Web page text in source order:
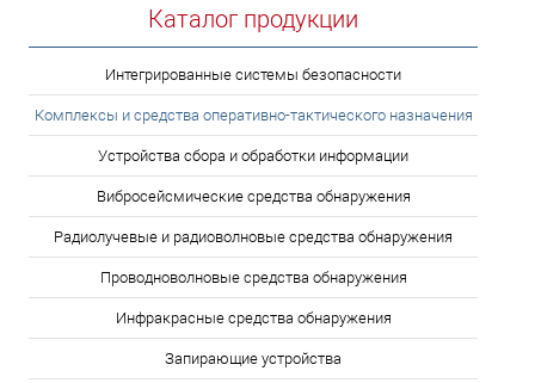
Каталог продукции
Интегрированные системы безопасности
Комплексы и средства оперативно-тактического назначения
Устройства сбора и обработки информации
Вибросейсмические средства обнаружения
Радиолучевые и радиоволновые средства обнаружения
Проводноволновые средства обнаружения
Инфракрасные средства обнаружения
Запирающие устройства